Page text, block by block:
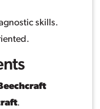
skills.
Beechcraft
.